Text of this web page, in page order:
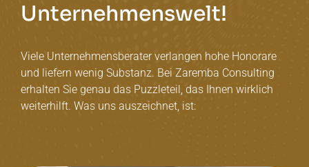
Unternehmenswelt!
Viele Unternehmensberater verlangen hohe Honorare
und liefern wenig Substanz. Bei Zaremba Consulting
erhalten Sie genau das Puzzleteil, das Ihnen wirklich
weiterhilft. Was uns auszeichnet, ist: